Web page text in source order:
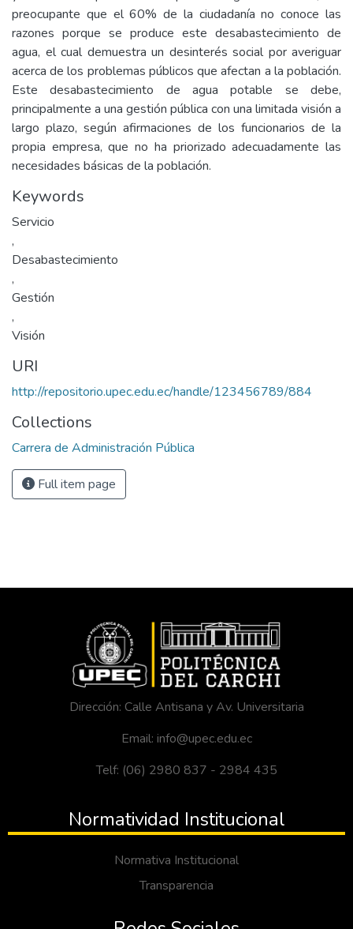
preocupante que el 60% de la ciudadanía no conoce las
razones porque se produce este desabastecimiento de
agua, el cual demuestra un desinterés social por averiguar
acerca de los problemas públicos que afectan a la población.
Este desabastecimiento de agua potable se debe,
principalmente a una gestión pública con una limitada visión a
largo plazo, según afirmaciones de los funcionarios de la
propia empresa, que no ha priorizado adecuadamente las
necesidades básicas de la población.
Keywords
Servicio
,
Desabastecimiento
,
Gestión
,
Visión
URI
http://repositorio.upec.edu.ec/handle/123456789/884
Collections
Carrera de Administración Pública
Full item page
Dirección: Calle Antisana y Av. Universitaria
Email: info@upec.edu.ec
Telf: (06) 2980 837 - 2984 435
Normatividad Institucional
Normativa Institucional
Transparencia